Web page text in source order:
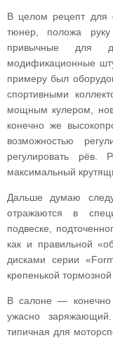
В целом рецепт для
тюнер, положа
привычные для
модификационные
примеру был
спортивными
мощным кулером,
конечно же
возможностью
регулировать
максимальный
Дальше думаю
отражаются в
подвеске,
как и правильной
дисками серии
крепенькой
В салоне —
ужасно
типичная для